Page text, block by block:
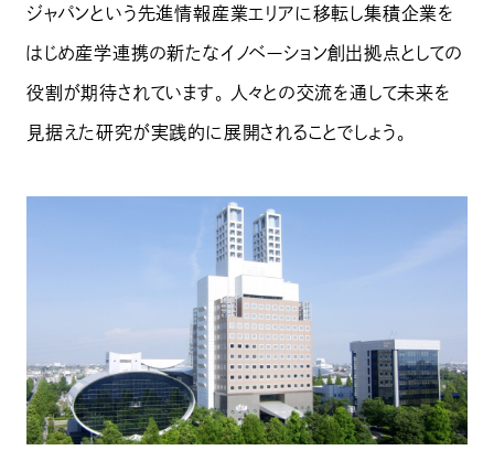
ジャパンという先進情報産業エリアに移転し集積企業を
はじめ産学連携の新たなイノベーション創出拠点としての
役割が期待されています。 人々との交流を通して未来を
見据えた研究が実践的に展開されることでしょう。